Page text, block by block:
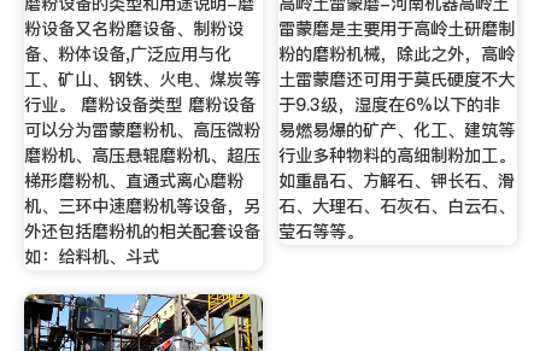
粉设备又名粉磨设备、制粉设
备、粉体设备,广泛应用与化
工、矿山、钢铁、火电、煤炭等
行业。 磨粉设备类型 磨粉设备
可以分为雷蒙磨粉机、高压微粉
磨粉机、高压悬辊磨粉机、超压
梯形磨粉机、直通式离心磨粉
机、三环中速磨粉机等设备，另
外还包括磨粉机的相关配套设备
如：给料机、斗式
雷蒙磨是主要用于高岭土研磨制
粉的磨粉机械，除此之外，高岭
土雷蒙磨还可用于莫氏硬度不大
于9.3级，湿度在6%以下的非
易燃易爆的矿产、化工、建筑等
行业多种物料的高细制粉加工。
如重晶石、方解石、钾长石、滑
石、大理石、石灰石、白云石、
莹石等等。